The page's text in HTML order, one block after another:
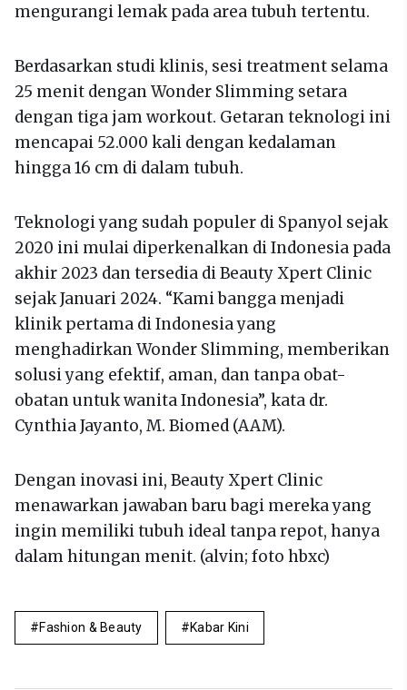
mengurangi lemak pada area tubuh tertentu.
Berdasarkan studi klinis, sesi treatment selama
25 menit dengan Wonder Slimming setara
dengan tiga jam workout. Getaran teknologi ini
mencapai 52.000 kali dengan kedalaman
hingga 16 cm di dalam tubuh.
Teknologi yang sudah populer di Spanyol sejak
2020 ini mulai diperkenalkan di Indonesia pada
akhir 2023 dan tersedia di Beauty Xpert Clinic
sejak Januari 2024. “Kami bangga menjadi
klinik pertama di Indonesia yang
menghadirkan Wonder Slimming, memberikan
solusi yang efektif, aman, dan tanpa obat-
obatan untuk wanita Indonesia”, kata dr.
Cynthia Jayanto, M. Biomed (AAM).
Dengan inovasi ini, Beauty Xpert Clinic
menawarkan jawaban baru bagi mereka yang
ingin memiliki tubuh ideal tanpa repot, hanya
dalam hitungan menit. (alvin; foto hbxc)
Fashion & Beauty Kabar Kini